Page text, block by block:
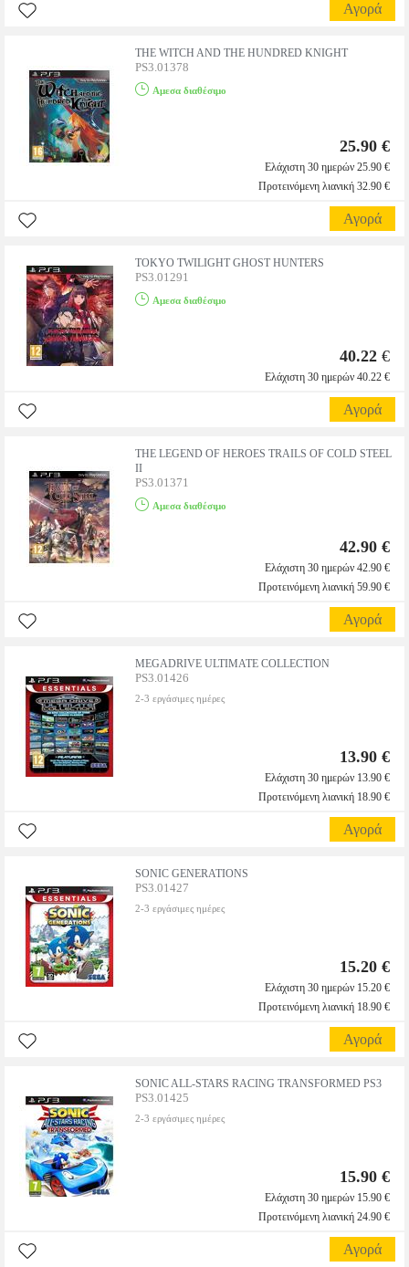
Αγορά
THE WITCH AND THE HUNDRED KNIGHT
PS3.01378
Αμεσα διαθέσιμο
25.90 €
Ελάχιστη 30 ημερών 25.90 €
Προτεινόμενη λιανική 32.90 €
Αγορά
TOKYO TWILIGHT GHOST HUNTERS
PS3.01291
Αμεσα διαθέσιμο
40.22 €
Ελάχιστη 30 ημερών 40.22 €
Αγορά
THE LEGEND OF HEROES TRAILS OF COLD STEEL
II
PS3.01371
Αμεσα διαθέσιμο
42.90 €
Ελάχιστη 30 ημερών 42.90 €
Προτεινόμενη λιανική 59.90 €
Αγορά
MEGADRIVE ULTIMATE COLLECTION
PS3.01426
2-3 εργάσιμες ημέρες
13.90 €
Ελάχιστη 30 ημερών 13.90 €
Προτεινόμενη λιανική 18.90 €
Αγορά
SONIC GENERATIONS
PS3.01427
2-3 εργάσιμες ημέρες
15.20 €
Ελάχιστη 30 ημερών 15.20 €
Προτεινόμενη λιανική 18.90 €
Αγορά
SONIC ALL-STARS RACING TRANSFORMED PS3
PS3.01425
2-3 εργάσιμες ημέρες
15.90 €
Ελάχιστη 30 ημερών 15.90 €
Προτεινόμενη λιανική 24.90 €
Αγορά